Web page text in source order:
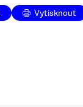
Vytisknout